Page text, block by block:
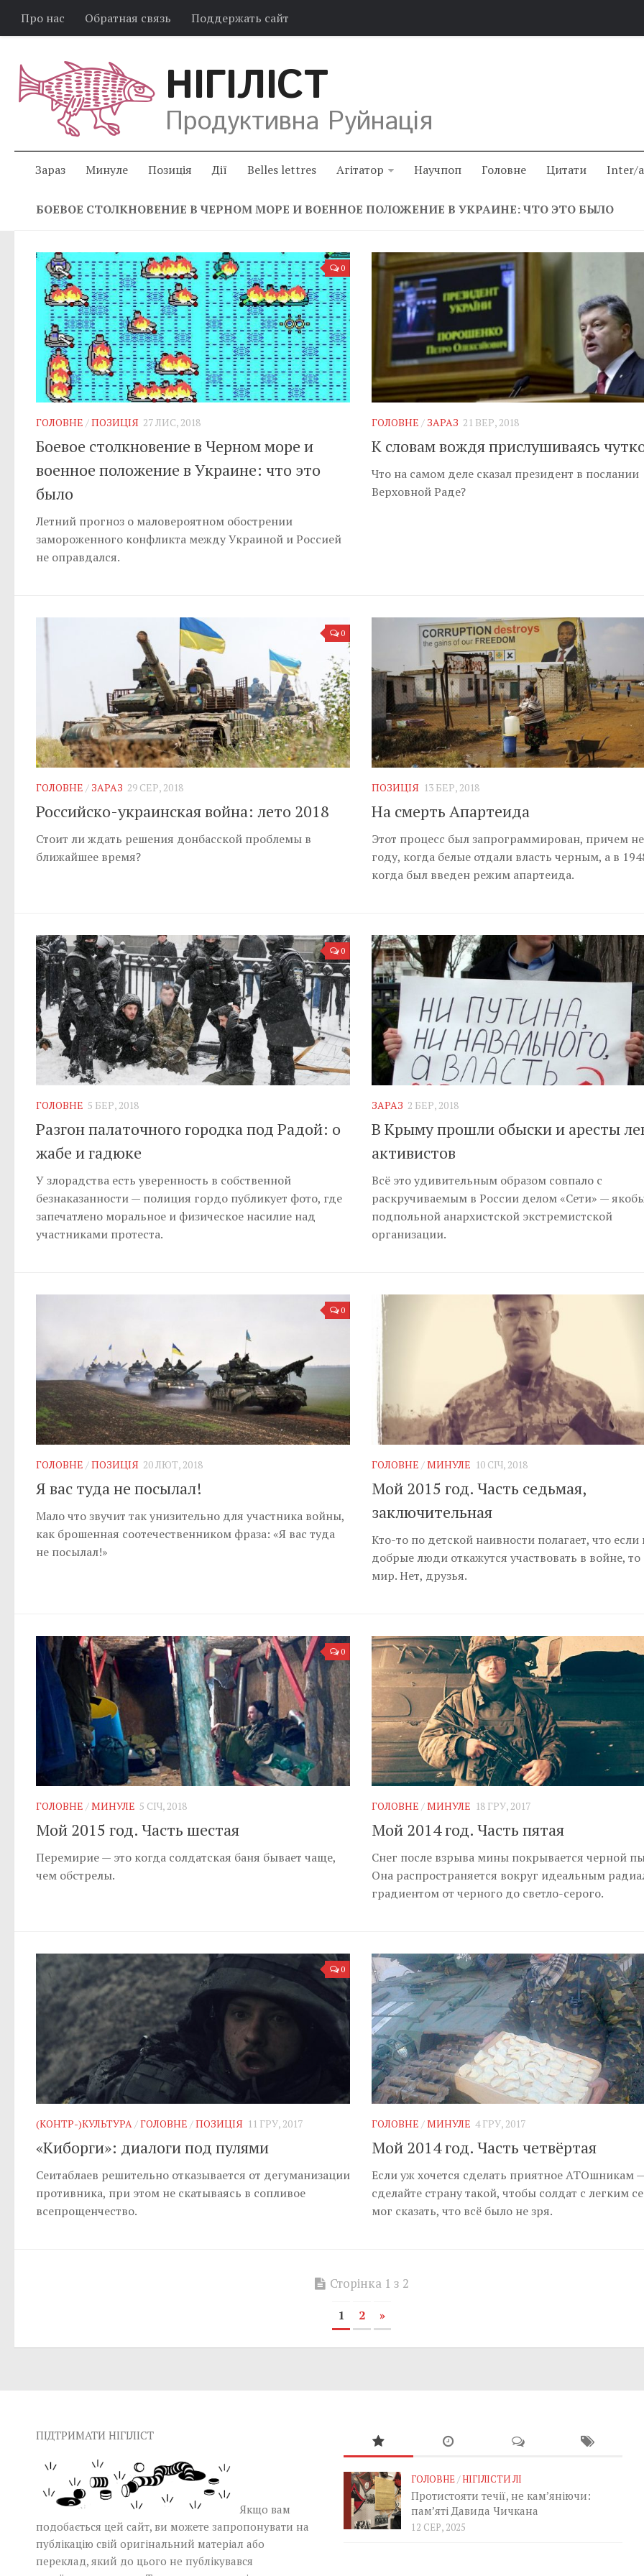
Про нас Обратная связь Поддержать сайт
НІГІЛІСТ
Продуктивна Руйнація
Зараз Минуле Позиція Дії Belles lettres Агітатор Научпоп Головне Цитати Inter/
БОЕВОЕ СТОЛКНОВЕНИЕ В ЧЕРНОМ МОРЕ И ВОЕННОЕ ПОЛОЖЕНИЕ В УКРАИНЕ: ЧТО ЭТО БЫЛО
0
ГОЛОВНЕ /ПОЗИЦІЯ 27 ЛИС, 2018
Боевое столкновение в Черном море и
военное положение в Украине: что это
было
Летний прогноз о маловероятном обострении
замороженного конфликта между Украиной и Россией
не оправдался.
ГОЛОВНЕ / ЗАРАЗ 21 ВЕР, 2018
К словам вождя прислушиваясь
Что на самом деле сказал президент в послании
Верховной Раде?
0
ГОЛОВНЕ / ЗАРАЗ 29 СЕР, 2018
Российско-украинская война: лето 2018
Стоит ли ждать решения донбасской проблемы в
ближайшее время?
ПОЗИЦІЯ 13 БЕР, 2018
На смерть Апартеида
Этот процесс был запрограммирован, причем
году, когда белые отдали власть черным, а в
когда был введен режим апартеида.
0
ГОЛОВНЕ 5 БЕР, 2018
Разгон палаточного городка под Радой: о
жабе и гадюке
У злорадства есть уверенность в собственной
безнаказанности — полиция гордо публикует фото, где
запечатлено моральное и физическое насилие над
участниками протеста.
ЗАРАЗ 2 БЕР, 2018
В Крыму прошли обыски и аресты
активистов
Всё это удивительным образом совпало с
раскручиваемым в России делом «Сети» —
подпольной анархистской экстремистской
организации.
0
ГОЛОВНЕ /ПОЗИЦІЯ 20 ЛЮТ, 2018
Я вас туда не посылал!
Мало что звучит так унизительно для участника войны,
как брошенная соотечественником фраза: «Я вас туда
не посылал!»
ГОЛОВНЕ /МИНУЛЕ 10 СІЧ, 2018
Мой 2015 год. Часть седьмая,
заключительная
Кто-то по детской наивности полагает, что если
добрые люди откажутся участвовать в войне, то
мир. Нет, друзья.
0
ГОЛОВНЕ /МИНУЛЕ 5 СІЧ, 2018
Мой 2015 год. Часть шестая
Перемирие — это когда солдатская баня бывает чаще,
чем обстрелы.
ГОЛОВНЕ /МИНУЛЕ 18 ГРУ, 2017
Мой 2014 год. Часть пятая
Снег после взрыва мины покрывается черной
Она распространяется вокруг идеальным
градиентом от черного до светло-серого.
0
(КОНТР-)КУЛЬТУРА/ГОЛОВНЕ /ПОЗИЦІЯ 11 ГРУ, 2017
«Киборги»: диалоги под пулями
Сеитаблаев решительно отказывается от дегуманизации
противника, при этом не скатываясь в сопливое
всепрощенчество.
ГОЛОВНЕ /МИНУЛЕ 4 ГРУ, 2017
Мой 2014 год. Часть четвёртая
Если уж хочется сделать приятное АТОшникам
сделайте страну такой, чтобы солдат с легким
мог сказать, что всё было не зря.
Сторінка 1 з 2
1 2 »
ПІДТРИМАТИ НІГІЛІСТ
Якщо вам
подобається цей сайт, ви можете запропонувати на
публікацію свій оригінальний матеріал або
переклад, який до цього не публікувався
ГОЛОВНЕ/НІГІЛІСТИ ЛІ
Протистояти течії, не кам’яніючи:
пам’яті Давида Чичкана
12 СЕР, 2025